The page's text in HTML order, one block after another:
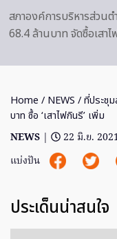
สภาองค์การบริหารส่วน
68.4 ล้านบาท จัดซื้อเส
Home / NEWS / ที่ประชุ
บาท ซื้อ ‘เสาไฟกินรี’ เพิ่ม
NEWS |
22 มิ.ย.
แบ่งปัน
ประเด็นน่าสนใจ